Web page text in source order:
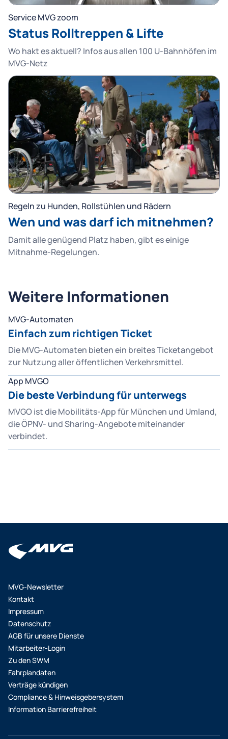
Service MVG zoom
Status Rolltreppen & Lifte
Wo hakt es aktuell? Infos aus allen 100 U-Bahnhöfen im
MVG-Netz
Regeln zu Hunden, Rollstühlen und Rädern
Wen und was darf ich mitnehmen?
Damit alle genügend Platz haben, gibt es einige
Mitnahme-Regelungen.
Weitere Informationen
MVG-Automaten
Einfach zum richtigen Ticket
Die MVG-Automaten bieten ein breites Ticketangebot
zur Nutzung aller öffentlichen Verkehrsmittel.
App MVGO
Die beste Verbindung für unterwegs
MVGO ist die Mobilitäts-App für München und Umland,
die ÖPNV- und Sharing-Angebote miteinander
verbindet.
MVG-Newsletter
Kontakt
Impressum
Datenschutz
AGB für unsere Dienste
Mitarbeiter-Login
Zu den SWM
Fahrplandaten
Verträge kündigen
Compliance & Hinweisgebersystem
Information Barrierefreiheit